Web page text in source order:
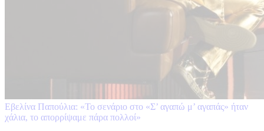
Εβελίνα Παπούλια: «Το σενάριο στο «Σ’ αγαπώ μ’ αγαπάς» ήταν
χάλια, το απορρίψαμε πάρα πολλοί»